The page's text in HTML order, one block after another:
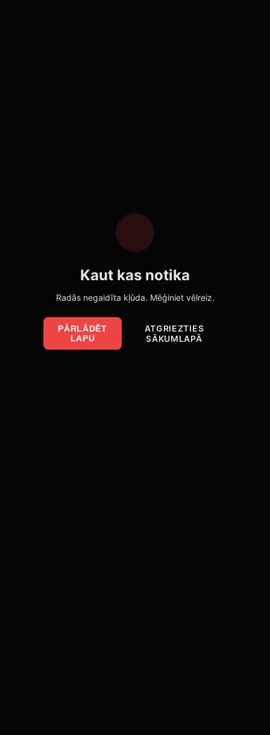
Kaut kas notika
Radās negaidīta kļūda. Mēģiniet vēlreiz.
PĀRLĀDĒT
LAPU
ATGRIEZTIES
SĀKUMLAPĀ